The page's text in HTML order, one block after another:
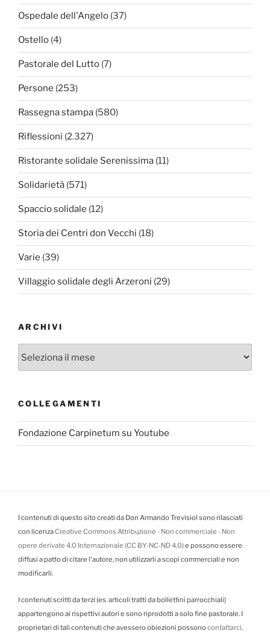
Ospedale dell'Angelo (37)
Ostello (4)
Pastorale del Lutto (7)
Persone (253)
Rassegna stampa (580)
Riflessioni (2.327)
Ristorante solidale Serenissima (11)
Solidarietà (571)
Spaccio solidale (12)
Storia dei Centri don Vecchi (18)
Varie (39)
Villaggio solidale degli Arzeroni (29)
ARCHIVI
Archivi
COLLEGAMENTI
Fondazione Carpinetum su Youtube
I contenuti di questo sito creati da Don Armando Trevisiol sono rilasciati
con licenzaCreative Commons Attribuzione - Non commerciale - Non
opere derivate 4.0 Internazionale (CC BY-NC-ND 4.0)e possono essere
diffusi a patto di citare l'autore, non utilizzarli a scopi commerciali e non
modificarli.
I contenuti scritti da terzi (es. articoli tratti da bollettini parrocchiali)
appartengono ai rispettivi autori e sono riprodotti a solo fine pastorale. I
proprietari di tali contenuti che avessero obiezioni possonocontattarci.